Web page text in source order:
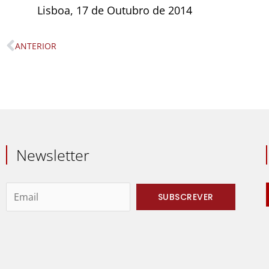
Lisboa, 17 de Outubro de 2014
Prev
ANTERIOR
Newsletter